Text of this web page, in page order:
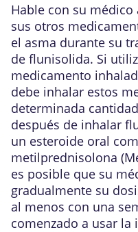
Hable con su
sus otros
el asma durante su
de flunisolida. Si
medicamento
debe inhalar estos
determinada
después de inhalar
un esteroide oral
metilprednisolona
es posible que su
gradualmente su
al menos con una
comenzado a usar